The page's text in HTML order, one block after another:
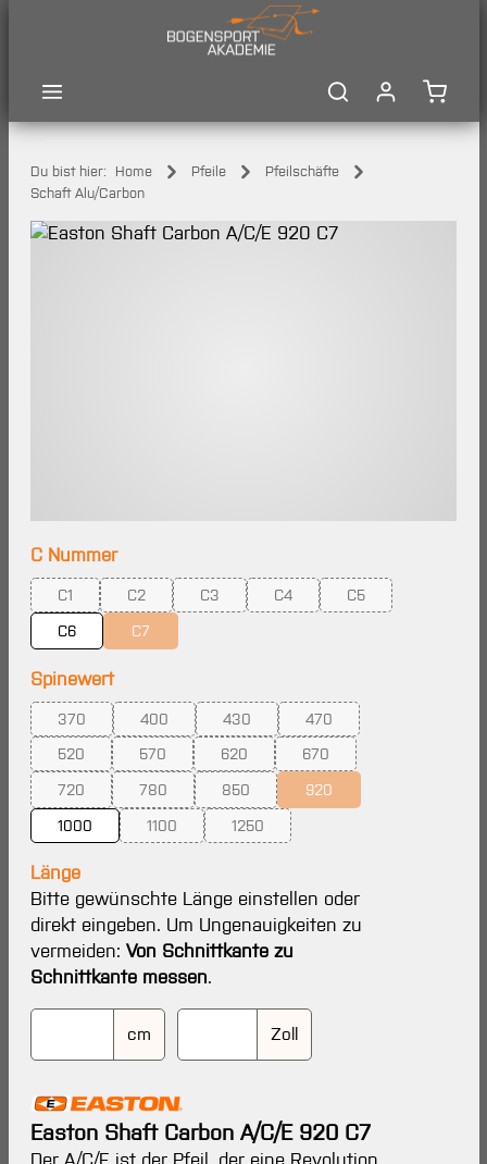
Du bist hier: Home Pfeile
Pfeilschäfte
Schaft Alu/Carbon
Bildergalerie überspringen
C Nummerauswählen
C1
(Diese Option ist zurzeit nicht verfügbar.)
C2
(Diese Option ist zurzeit nicht verfügbar.)
C3
(Diese Option ist zurzeit nicht verfügbar.)
C4
(Diese Option ist zurzeit nicht
C5
(Diese Option ist
C6 C7
(Diese Option ist zurzeit nicht verfügbar.)
Spinewertauswählen
370
(Diese Option ist zurzeit nicht verfügbar.)
400
(Diese Option ist zurzeit nicht verfügbar.)
430
(Diese Option ist zurzeit nicht
470
(Diese Option ist zurzeit
520
(Diese Option ist zurzeit nicht verfügbar.)
570
(Diese Option ist zurzeit nicht verfügbar.)
620
(Diese Option ist zurzeit nicht
670
(Diese Option ist zurzeit
720
(Diese Option ist zurzeit nicht verfügbar.)
780
(Diese Option ist zurzeit nicht verfügbar.)
850
(Diese Option ist zurzeit nicht
920
(Diese Option ist zurzeit
1000 1100
(Diese Option ist zurzeit nicht verfügbar.)
1250
(Diese Option ist zurzeit nicht
Länge
Bitte gewünschte Länge einstellen oder
direkt eingeben. Um Ungenauigkeiten zu
vermeiden: Von Schnittkante zu
Schnittkante messen.
cm Zoll
Easton Shaft Carbon A/C/E 920 C7